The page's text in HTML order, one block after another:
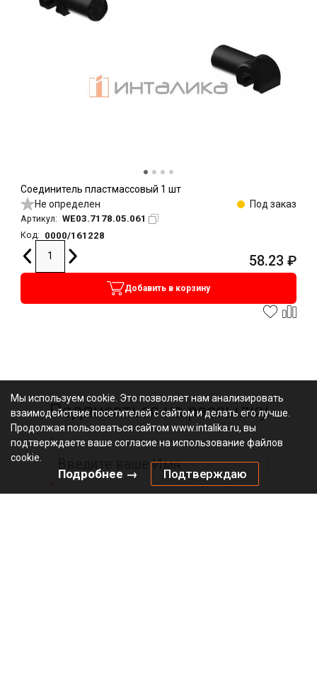
Соединитель пластмассовый 1 шт
Не определен
Под заказ
Артикул: WE03.7178.05.061
Код: 0000/161228
58.23 ₽
Добавить в корзину
Подписаться на рассылку
*
Мы используем cookie. Это позволяет нам анализировать
взаимодействие посетителей с сайтом и делать его лучше.
Продолжая пользоваться сайтом www.intalika.ru, вы
подтверждаете ваше согласие на использование файлов
cookie.
Подробнее → Подтверждаю